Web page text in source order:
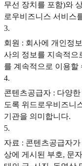
무선 장치를 포함)와
로우비즈니스 서비스
3.
회원 : 회사에 개인정
사의 정보를 지속적으
를 계속적으로 이용할
4.
콘텐츠공급자 : 다양
도록 위드로우비즈니
기관을 의미합니다.
5.
자료 : 콘텐츠공급자
상에 게시된 부호, 문